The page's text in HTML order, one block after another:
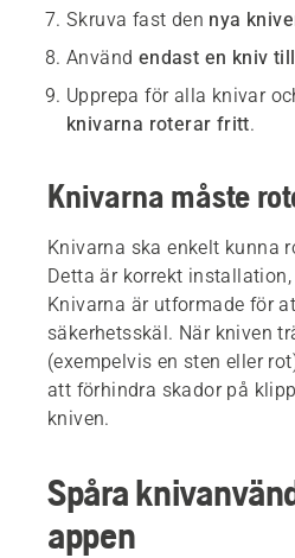
Skruva fast den nya
Använd endast en kniv
Upprepa för alla knivar
knivarna roterar fritt.
Knivarna måste
Knivarna ska enkelt kunna
Detta är korrekt
Knivarna är utformade för
säkerhetsskäl. När kniven
(exempelvis en sten eller
att förhindra skador på
kniven.
Spåra
appen